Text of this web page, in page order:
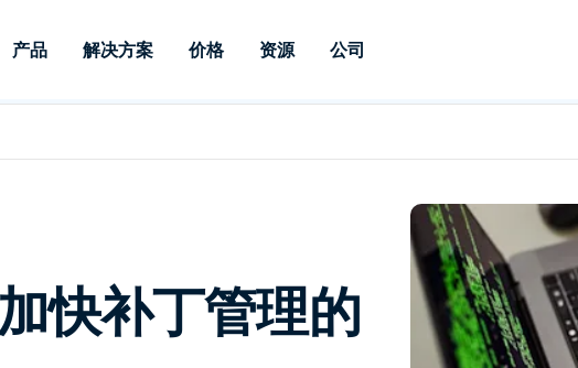
产品
丁、自动化、全面可视性和
控制来远程监控、管理和保
护设备。
SSO 和高级管
供本地部署版
解决方案
风险与合规
RDP / VPN 替代
媒体与娱
卫生保健
零售
政府与公
建筑与设
价格 资源
数据表
演示视频
媒体与娱
MSP
零售
技术
公司
快补丁管理的